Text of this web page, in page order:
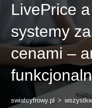
LivePrice
systemy
cenami –
swiatcyfrowy.pl >